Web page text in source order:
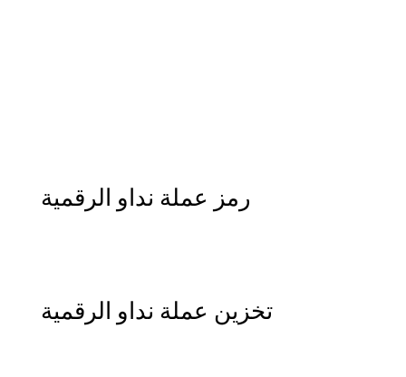
رمز عملة نداو الرقمية
تخزين عملة نداو الرقمية